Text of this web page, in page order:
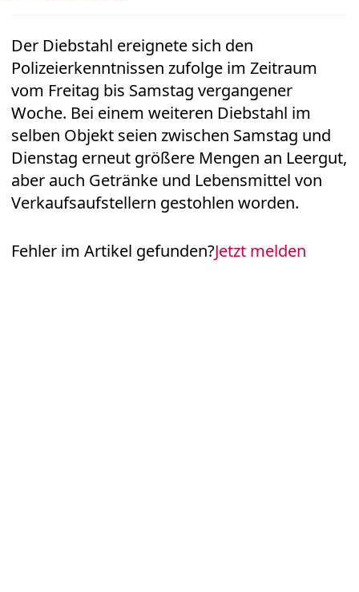
Der Diebstahl ereignete sich den
Polizeierkenntnissen zufolge im Zeitraum
vom Freitag bis Samstag vergangener
Woche. Bei einem weiteren Diebstahl im
selben Objekt seien zwischen Samstag und
Dienstag erneut größere Mengen an Leergut,
aber auch Getränke und Lebensmittel von
Verkaufsaufstellern gestohlen worden.
Fehler im Artikel gefunden?Jetzt melden